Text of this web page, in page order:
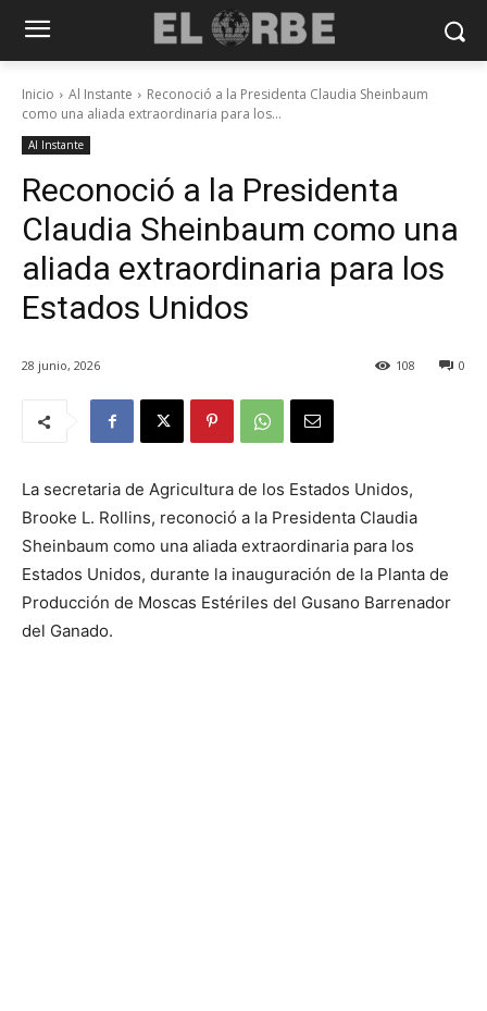
Inicio Al Instante
Reconoció a la Presidenta Claudia Sheinbaum
como una aliada extraordinaria para los...
Al Instante
Reconoció a la Presidenta
Claudia Sheinbaum como una
aliada extraordinaria para los
Estados Unidos
28 junio, 2026 0
108
La secretaria de Agricultura de los Estados Unidos,
Brooke L. Rollins, reconoció a la Presidenta Claudia
Sheinbaum como una aliada extraordinaria para los
Estados Unidos, durante la inauguración de la Planta de
Producción de Moscas Estériles del Gusano Barrenador
del Ganado.